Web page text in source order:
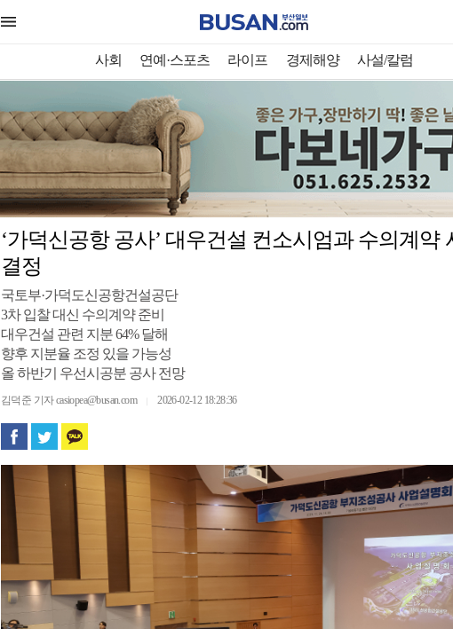
사회 연예·스포츠 라이프 경제해양 사설/칼럼
‘가덕신공항 공사’ 대우건설 컨소시엄과 수의계약
결정
국토부·가덕도신공항건설공단
3차 입찰 대신 수의계약 준비
대우건설 관련 지분 64% 달해
향후 지분율 조정 있을 가능성
올 하반기 우선시공분 공사 전망
김덕준 기자 casiopea@busan.com 2026-02-12 18:28:36